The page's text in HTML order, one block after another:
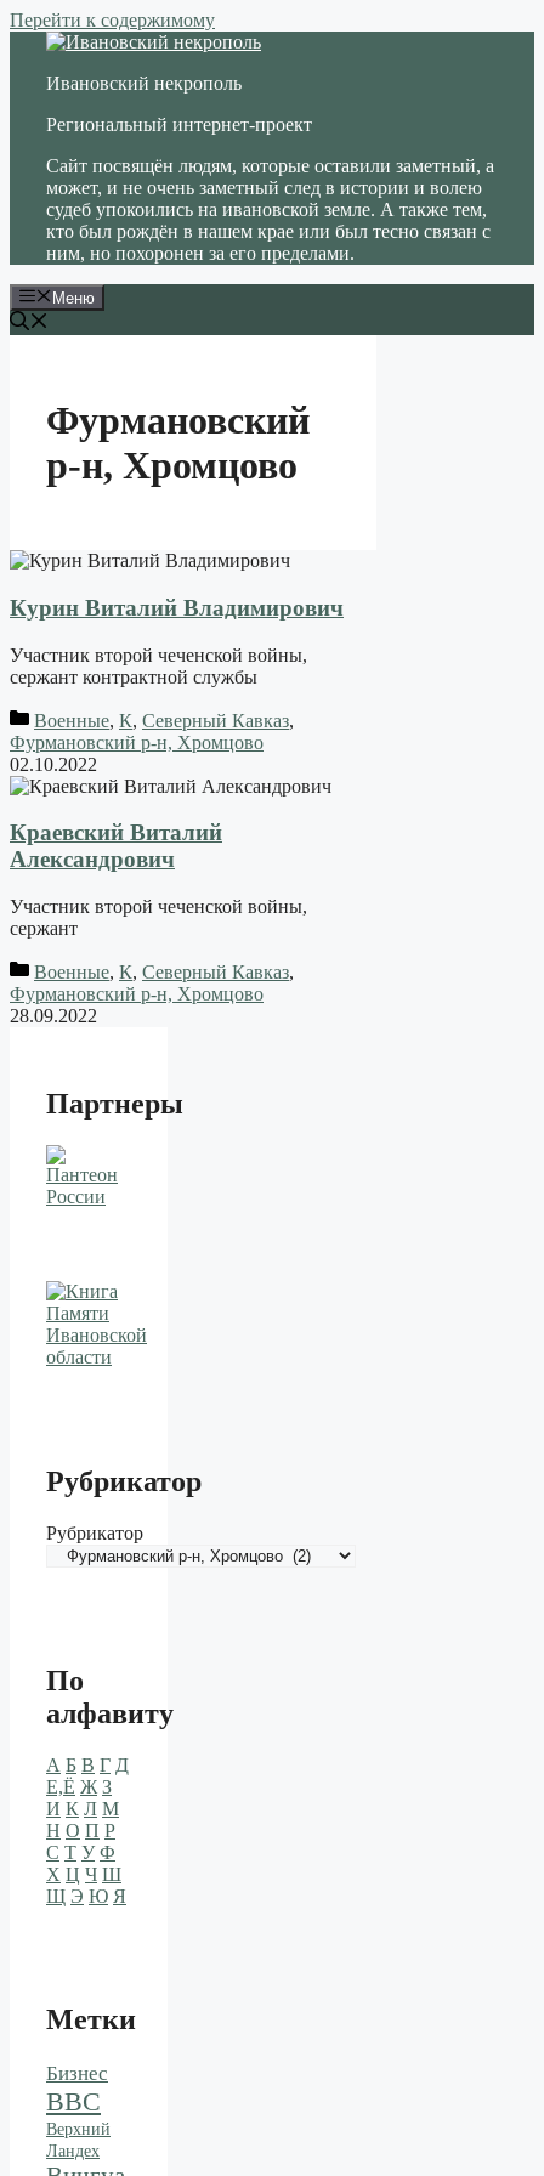
Перейти к содержимому
Ивановский некрополь
Региональный интернет-проект
Сайт посвящён людям, которые оставили заметный, а
может, и не очень заметный след в истории и волею
судеб упокоились на ивановской земле. А также тем,
кто был рождён в нашем крае или был тесно связан с
ним, но похоронен за его пределами.
Меню
Фурмановский
р-н, Хромцово
Курин Виталий Владимирович
Участник второй чеченской войны,
сержант контрактной службы
Военные, К, Северный Кавказ,
Фурмановский р-н, Хромцово
02.10.2022
Краевский Виталий
Александрович
Участник второй чеченской войны,
сержант
Военные, К, Северный Кавказ,
Фурмановский р-н, Хромцово
28.09.2022
Партнеры
Рубрикатор
Рубрикатор
По
алфавиту
А Б В Г Д
Е,Ё Ж З
И К Л М
Н О П Р
С Т У Ф
Х Ц Ч Ш
Щ Э Ю Я
Метки
Бизнес
ВВС
Верхний
Ландех